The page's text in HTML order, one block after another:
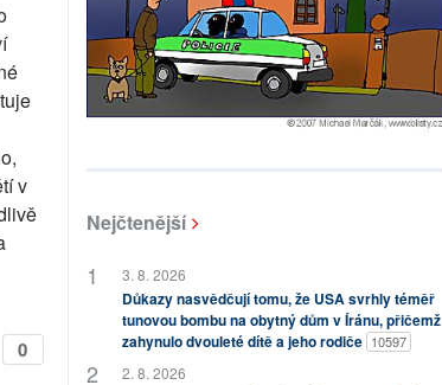
v
0
Nejčtenější
3. 8. 2026
Důkazy nasvědčují tomu, že USA svrhly téměř
tunovou bombu na obytný dům v Íránu, přičemž
zahynulo dvouleté dítě a jeho rodiče 10597
2. 8. 2026